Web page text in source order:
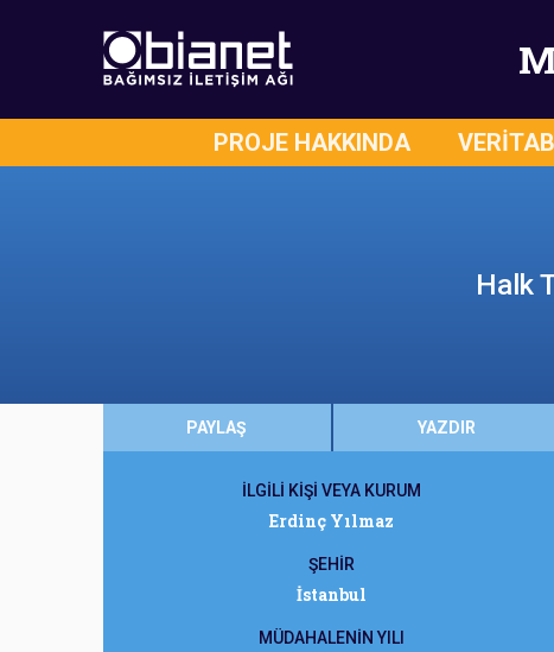
PROJE HAKKINDA
Halk
PAYLAŞ YAZDIR
İLGİLİ KİŞİ VEYA KURUM
Erdinç Yılmaz
ŞEHİR
İstanbul
MÜDAHALENİN YILI